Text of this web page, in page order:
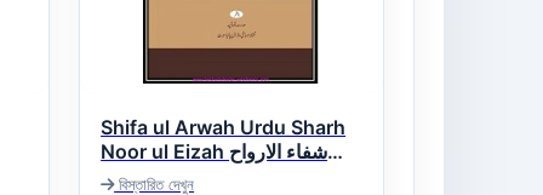
Shifa ul Arwah Urdu Sharh
Noor ul Eizah شفاء الارواح
اردو شرح نور الایضاح
বিস্তারিত দেখুন